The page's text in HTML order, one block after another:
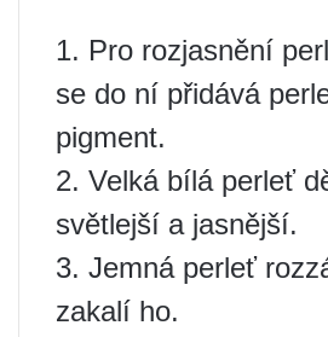
1. Pro rozjasnění
se do ní přidává
pigment.
2. Velká bílá perleť
světlejší a jasnější.
3. Jemná perleť
zakalí ho.